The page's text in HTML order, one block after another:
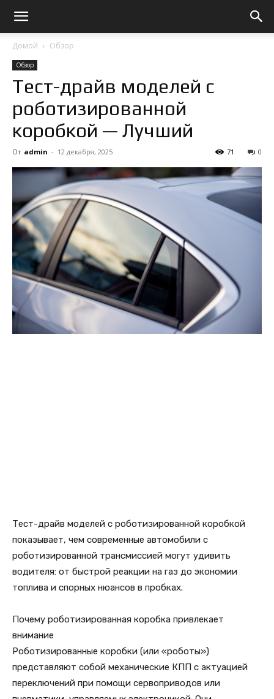
Домой Обзор
Обзор
Тест-драйв моделей с
роботизированной
коробкой — Лучший
От admin - 12 декабря, 2025 0
71
Тест-драйв моделей с роботизированной коробкой
показывает, чем современные автомобили с
роботизированной трансмиссией могут удивить
водителя: от быстрой реакции на газ до экономии
топлива и спорных нюансов в пробках.
Почему роботизированная коробка привлекает
внимание
Роботизированные коробки (или «роботы»)
представляют собой механические КПП с актуацией
переключений при помощи сервоприводов или